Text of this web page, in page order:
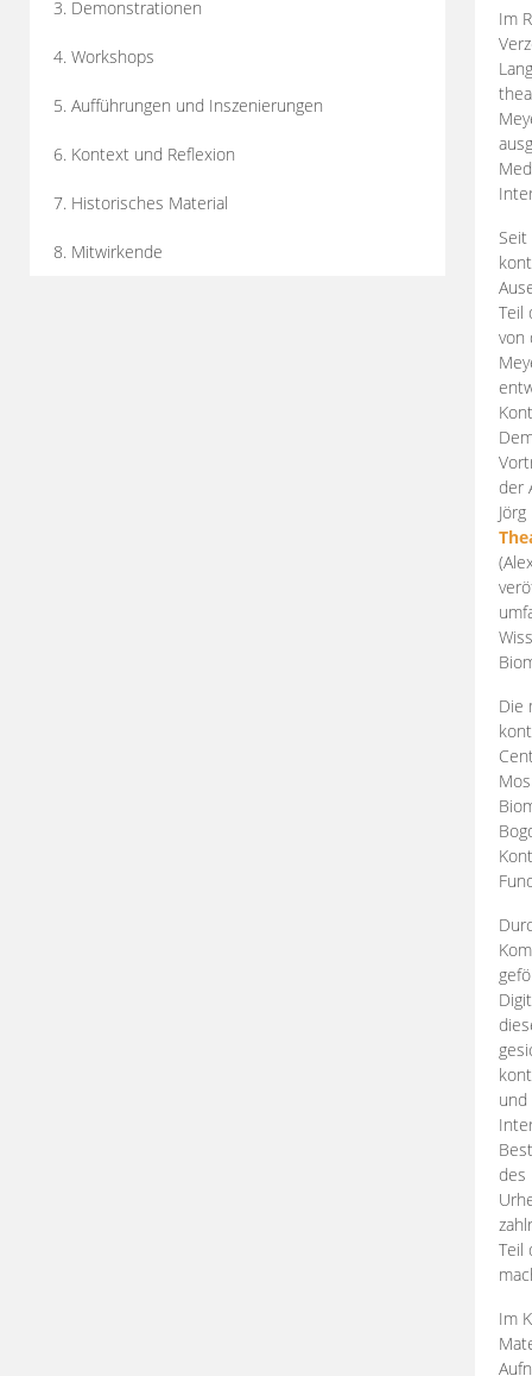
3. Demonstrationen
4. Workshops
5. Aufführungen und Inszenierungen
6. Kontext und Reflexion
7. Historisches Material
8. Mitwirkende
Im
Teil
von
der
Die
des
Teil
Im